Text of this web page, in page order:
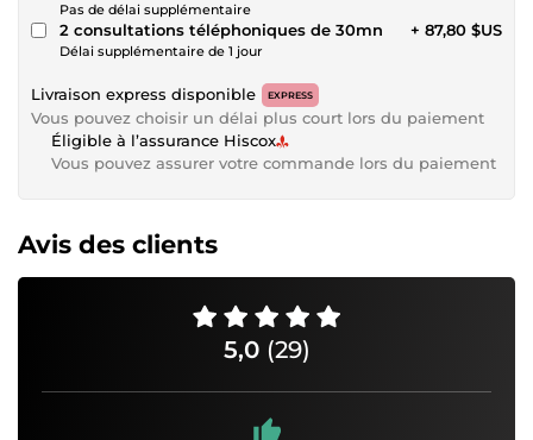
Pas de délai supplémentaire
2 consultations téléphoniques de 30mn
Délai supplémentaire de 1 jour
+ 87,80 $US
Livraison express disponible EXPRESS
Vous pouvez choisir un délai plus court lors du paiement
Éligible à l’assurance Hiscox
Vous pouvez assurer votre commande lors du paiement
Avis des clients
5,0 (29)